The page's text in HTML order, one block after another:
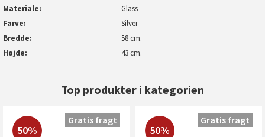
Materiale
Glass
Farve
Silver
Bredde
58 cm.
Højde
43 cm.
Top produkter i kategorien
50%
Gratis fragt
50%
Gratis fragt